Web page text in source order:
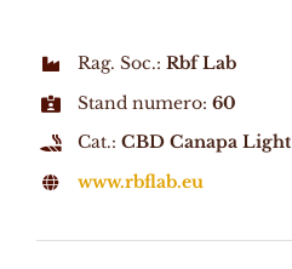
Rag. Soc.: Rbf Lab
Stand numero: 60
Cat.: CBD Canapa Light
www.rbflab.eu